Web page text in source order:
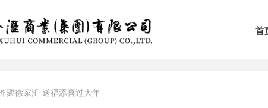
首
聚徐家汇 送福添喜过大年